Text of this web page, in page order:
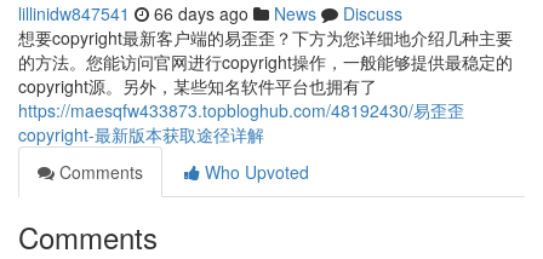
lillinidw847541 66 days ago News
Discuss
想要copyright最新客户端的易歪歪？下方为您详细地介绍几种主要
的方法。您能访问官网进行copyright操作，一般能够提供最稳定的
copyright源。另外，某些知名软件平台也拥有了
https://maesqfw433873.topbloghub.com/48192430/易歪歪
copyright-最新版本获取途径详解
Comments
Who Upvoted
Comments